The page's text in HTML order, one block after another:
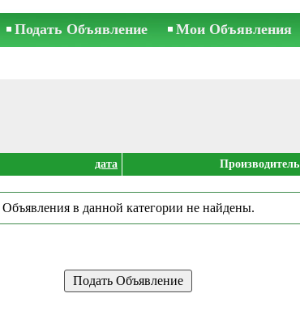
Подать Объявление Мои Объявления
дата Производитель
Объявления в данной категории не найдены.